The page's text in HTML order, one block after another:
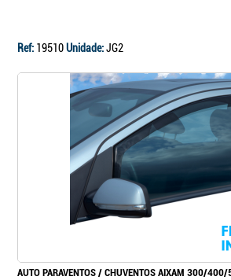
Ref: 19510Unidade:JG2
AUTO PARAVENTOS / CHUVENTOS AIXAM 300/400/